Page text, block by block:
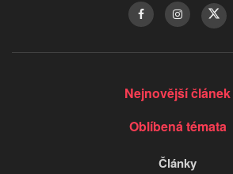
Nejnovější článek
Oblíbená témata
Články